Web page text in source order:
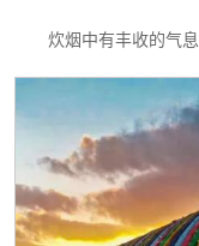
炊烟中有丰收的气息